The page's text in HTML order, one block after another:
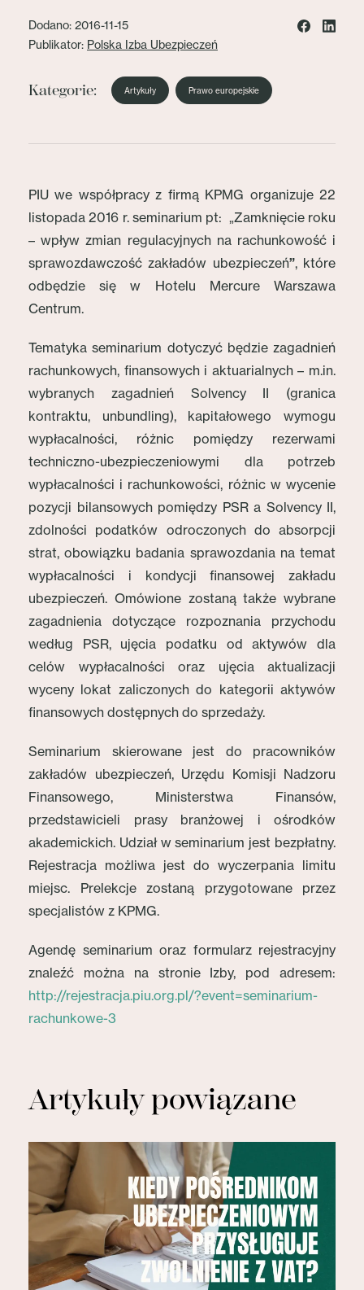
Dodano: 2016-11-15
Publikator: Polska Izba Ubezpieczeń
Kategorie: Artykuły Prawo europejskie
PIU we współpracy z firmą KPMG organizuje 22
listopada 2016 r. seminarium pt: „Zamknięcie roku
– wpływ zmian regulacyjnych na rachunkowość i
sprawozdawczość zakładów ubezpieczeń”, które
odbędzie się w Hotelu Mercure Warszawa
Centrum.
Tematyka seminarium dotyczyć będzie zagadnień
rachunkowych, finansowych i aktuarialnych – m.in.
wybranych zagadnień Solvency II (granica
kontraktu, unbundling), kapitałowego wymogu
wypłacalności, różnic pomiędzy rezerwami
techniczno-ubezpieczeniowymi dla potrzeb
wypłacalności i rachunkowości, różnic w wycenie
pozycji bilansowych pomiędzy PSR a Solvency II,
zdolności podatków odroczonych do absorpcji
strat, obowiązku badania sprawozdania na temat
wypłacalności i kondycji finansowej zakładu
ubezpieczeń. Omówione zostaną także wybrane
zagadnienia dotyczące rozpoznania przychodu
według PSR, ujęcia podatku od aktywów dla
celów wypłacalności oraz ujęcia aktualizacji
wyceny lokat zaliczonych do kategorii aktywów
finansowych dostępnych do sprzedaży.
Seminarium skierowane jest do pracowników
zakładów ubezpieczeń, Urzędu Komisji Nadzoru
Finansowego, Ministerstwa Finansów,
przedstawicieli prasy branżowej i ośrodków
akademickich. Udział w seminarium jest bezpłatny.
Rejestracja możliwa jest do wyczerpania limitu
miejsc. Prelekcje zostaną przygotowane przez
specjalistów z KPMG.
Agendę seminarium oraz formularz rejestracyjny
znaleźć można na stronie Izby, pod adresem:
http://rejestracja.piu.org.pl/?event=seminarium-
rachunkowe-3
Artykuły powiązane